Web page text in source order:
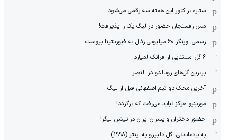
ستاره تراکتور این هفته سه رقمی می‌شود
مس رفسنجان حضور در لیگ یک را پذیرفت!
رسمی: وینگر 60 میلیونی رئال به فیورنتینا پیوست
6 گل استثنایی از فرانک لمپارد
برترین گل‌های رونالدو در النصر
آخرین محک دو تیم اصفهانی قبل از لیگ
مورینیو هرگز نباید می‌رفت که برگردد!
حضور دختران و پسران ایران در نیشن لیگز!
به یادماندنی، گل دلپیرو به اینتر (1998)